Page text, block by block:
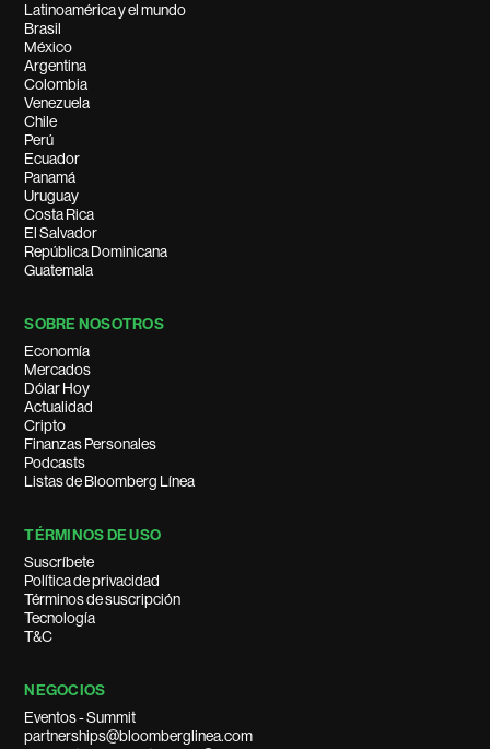
Latinoamérica y el mundo
Brasil
México
Argentina
Colombia
Venezuela
Chile
Perú
Ecuador
Panamá
Uruguay
Costa Rica
El Salvador
República Dominicana
Guatemala
SOBRE NOSOTROS
Economía
Mercados
Dólar Hoy
Actualidad
Cripto
Finanzas Personales
Podcasts
Listas de Bloomberg Línea
TÉRMINOS DE USO
Suscríbete
Política de privacidad
Términos de suscripción
Tecnología
T&C
NEGOCIOS
Eventos - Summit
partnerships@bloomberglinea.com